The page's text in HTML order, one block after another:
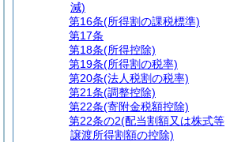
減)
第16条(所得割の課税標準)
第17条
第18条(所得控除)
第19条(所得割の税率)
第20条(法人税割の税率)
第21条(調整控除)
第22条(寄附金税額控除)
第22条の2(配当割額又は株式等
譲渡所得割額の控除)